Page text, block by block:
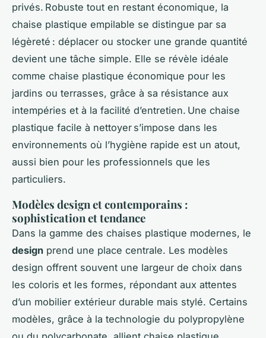
privés. Robuste tout en restant économique, la
chaise plastique empilable se distingue par sa
légèreté : déplacer ou stocker une grande quantité
devient une tâche simple. Elle se révèle idéale
comme chaise plastique économique pour les
jardins ou terrasses, grâce à sa résistance aux
intempéries et à la facilité d’entretien. Une chaise
plastique facile à nettoyer s’impose dans les
environnements où l’hygiène rapide est un atout,
aussi bien pour les professionnels que les
particuliers.
Modèles design et contemporains :
sophistication et tendance
Dans la gamme des chaises plastique modernes, le
design prend une place centrale. Les modèles
design offrent souvent une largeur de choix dans
les coloris et les formes, répondant aux attentes
d’un mobilier extérieur durable mais stylé. Certains
modèles, grâce à la technologie du polypropylène